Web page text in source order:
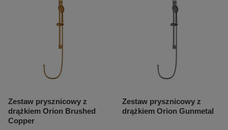
Zestaw prysznicowy z
drążkiem Orion Brushed
Copper
Zestaw prysznicowy z
drążkiem Orion Gunmetal